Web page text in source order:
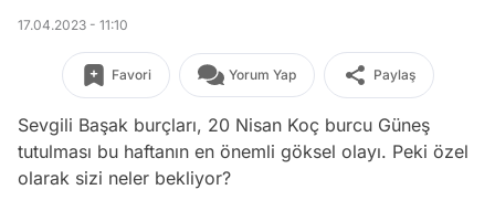
17.04.2023 - 11:10
Favori Yorum Yap Paylaş
Sevgili Başak burçları, 20 Nisan Koç burcu Güneş
tutulması bu haftanın en önemli göksel olayı. Peki özel
olarak sizi neler bekliyor?